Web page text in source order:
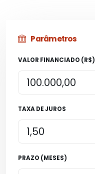
Parâmetros
VALOR FINANCIADO (R$)
TAXA DE JUROS
PRAZO (MESES)